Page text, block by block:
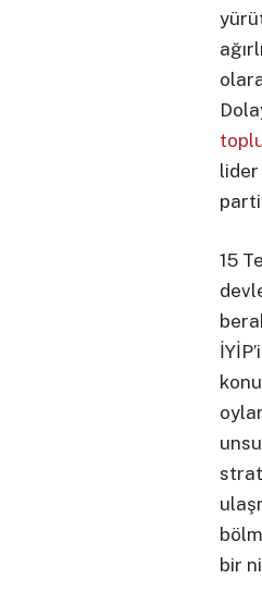
15
bir